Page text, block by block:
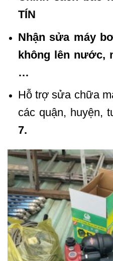
TÍN
Nhận sửa máy
không lên nước,
…
Hỗ trợ sửa chữa
các quận, huyện,
7.